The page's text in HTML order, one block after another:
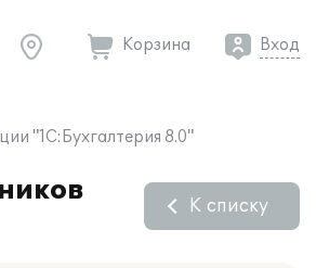
Корзина Вход
"1С:Бухгалтерия 8.0"
К списку